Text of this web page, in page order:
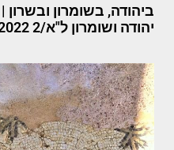
ביהודה, בשומרון
יהודה ושומרון ל"א/2 2022